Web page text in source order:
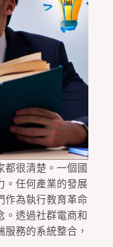
都很清楚。一個國
。任何產業的發展
作為執行教育革命
。透過社群電商和
務的系統整合，